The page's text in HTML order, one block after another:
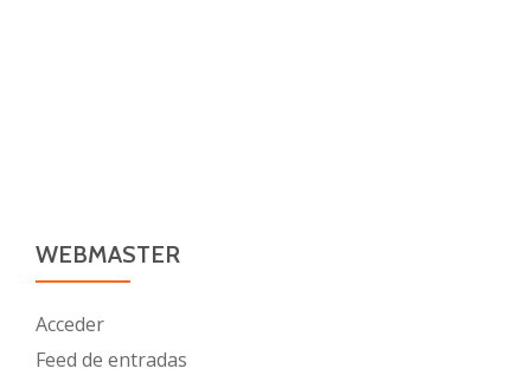
WEBMASTER
Acceder
Feed de entradas